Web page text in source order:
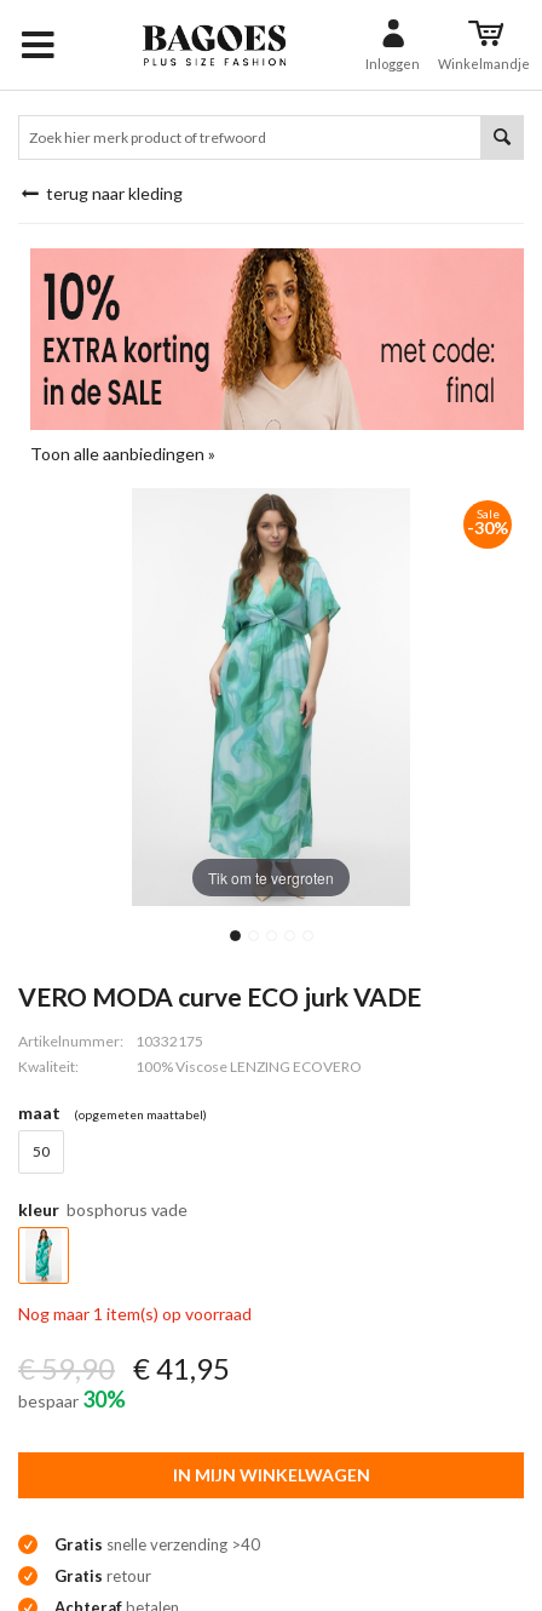
Inloggen Winkelmandje
terug naar kleding
Toon alle aanbiedingen »
Tik om te vergroten
Sale
-30%
VERO MODA curve ECO jurk VADE
Artikelnummer:
10332175
Kwaliteit:
100% Viscose LENZING ECOVERO
maat (opgemeten maattabel)
50
kleur bosphorus vade
Nog maar 1 item(s) op voorraad
€ 59,90 € 41,95
bespaar 30%
IN MIJN WINKELWAGEN
Gratis snelle verzending >40
Gratis retour